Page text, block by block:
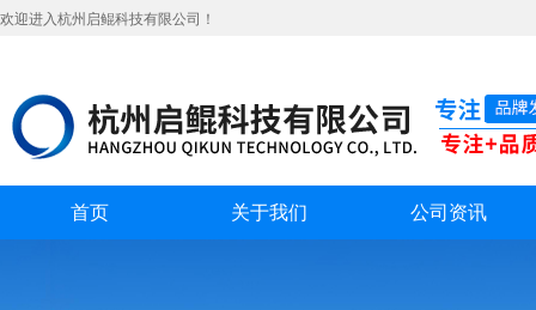
欢迎进入杭州启鲲科技有限公司！
首页 关于我们 公司资讯